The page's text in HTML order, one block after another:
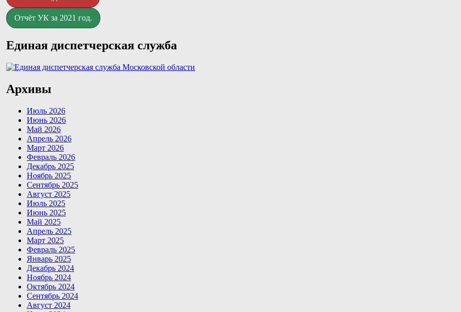
Отчёт УК за 2021 год.
Единая диспетчерская служба
Архивы
Июль 2026
Июнь 2026
Май 2026
Апрель 2026
Март 2026
Февраль 2026
Декабрь 2025
Ноябрь 2025
Сентябрь 2025
Август 2025
Июль 2025
Июнь 2025
Май 2025
Апрель 2025
Март 2025
Февраль 2025
Январь 2025
Декабрь 2024
Ноябрь 2024
Октябрь 2024
Сентябрь 2024
Август 2024